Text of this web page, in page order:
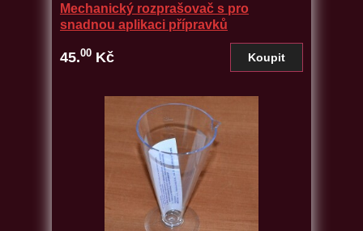
Mechanický rozprašovač s pro
snadnou aplikaci přípravků
45.00 Kč